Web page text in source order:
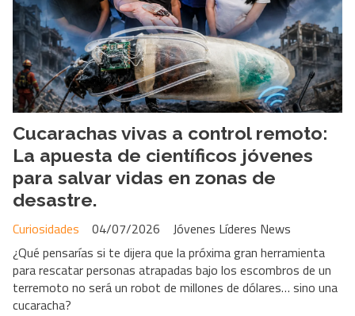
Cucarachas vivas a control remoto:
La apuesta de científicos jóvenes
para salvar vidas en zonas de
desastre.
Jóvenes Líderes News
Curiosidades
04/07/2026
¿Qué pensarías si te dijera que la próxima gran herramienta
para rescatar personas atrapadas bajo los escombros de un
terremoto no será un robot de millones de dólares… sino una
cucaracha?